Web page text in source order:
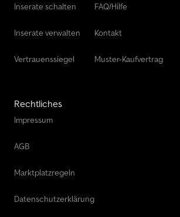
Inserate schalten
Inserate verwalten
Vertrauenssiegel
FAQ/Hilfe
Kontakt
Muster-Kaufvertrag
Rechtliches
Impressum
AGB
Marktplatzregeln
Datenschutzerklärung